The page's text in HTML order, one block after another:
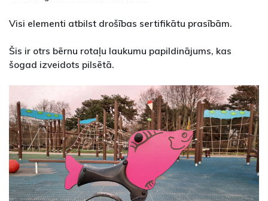
Visi elementi atbilst drošības sertifikātu prasībām.
Šis ir otrs bērnu rotaļu laukumu papildinājums, kas
šogad izveidots pilsētā.